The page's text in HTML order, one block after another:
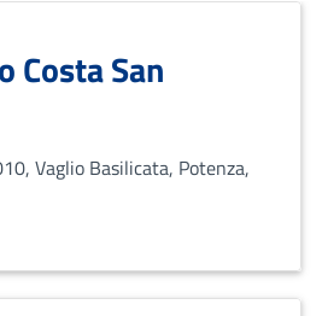
Costa San
Vaglio Basilicata, Potenza,
SIT AMET, CONSECTETUR ADIPISCING